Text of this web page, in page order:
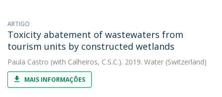
ARTIGO
Toxicity abatement of wastewaters from
tourism units by constructed wetlands
Paula Castro (with Calheiros, C.S.C.). 2019. Water (Switzerland)
MAIS INFORMAÇÕES